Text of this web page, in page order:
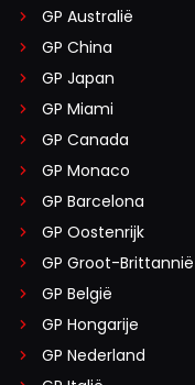
GP Australië
GP China
GP Japan
GP Miami
GP Canada
GP Monaco
GP Barcelona
GP Oostenrijk
GP Groot-Brittannië
GP België
GP Hongarije
GP Nederland